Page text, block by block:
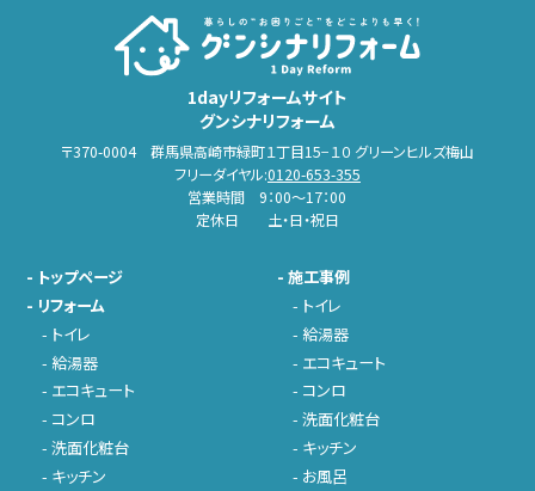
1dayリフォームサイト
グンシナリフォーム
〒370-0004 群馬県高崎市緑町１丁目15−１０ グリーンヒルズ梅山
フリーダイヤル:0120-653-355
営業時間 9：00～17：00
定休日 土・日・祝日
- トップページ
- リフォーム
- トイレ
- 給湯器
- エコキュート
- コンロ
- 洗面化粧台
- キッチン
-施工事例
- トイレ
- 給湯器
- エコキュート
- コンロ
-洗面化粧台
- キッチン
- お風呂